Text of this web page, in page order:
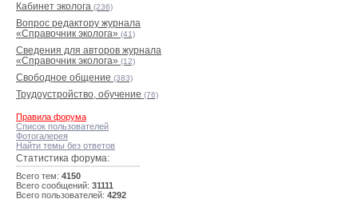
Кабинет эколога (236)
Вопрос редактору журнала
«Справочник эколога» (41)
Сведения для авторов журнала
«Справочник эколога» (12)
Свободное общение (383)
Трудоустройство, обучение (76)
Правила форума
Список пользователей
Фотогалерея
Найти темы без ответов
Статистика форума:
Всего тем: 4150
Всего сообщений: 31111
Всего пользователей: 4292